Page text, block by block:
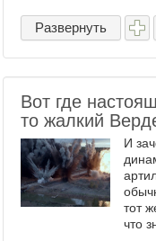
Развернуть
Вот где
то жалкий
И
тот
что